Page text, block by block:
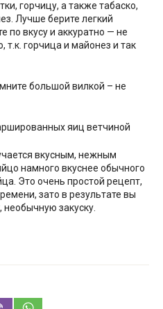
горчицу, а также табаско,
Лучше берите легкий
по вкусу и аккуратно — не
т.к. горчица и майонез и так
большой вилкой – не
яиц ветчиной
вкусным, нежным
намного вкуснее обычного
Это очень простой рецепт,
зато в результате вы
закуску.